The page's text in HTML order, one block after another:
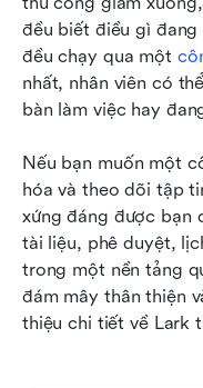
đều biết điều gì
đều chạy qua một
nhất, nhân viên có
bàn làm việc hay
Nếu bạn muốn một
hóa và theo dõi tập
xứng đáng được bạn
tài liệu, phê duyệt,
trong một nền tảng
đám mây thân thiện
thiệu chi tiết về Lark